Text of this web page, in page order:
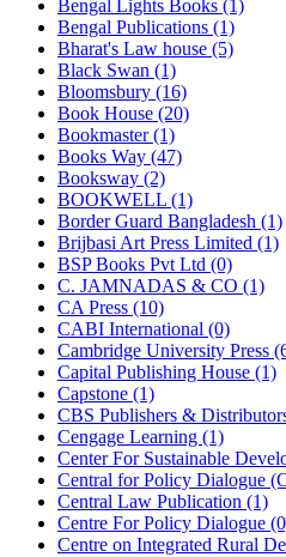
Bengal Lights Books (1)
Bengal Publications (1)
Bharat's Law house (5)
Black Swan (1)
Bloomsbury (16)
Book House (20)
Bookmaster (1)
Books Way (47)
Booksway (2)
BOOKWELL (1)
Border Guard Bangladesh (1)
Brijbasi Art Press Limited (1)
BSP Books Pvt Ltd (0)
C. JAMNADAS & CO (1)
CA Press (10)
CABI International (0)
Cambridge University Press
Capital Publishing House (1)
Capstone (1)
CBS Publishers &
Cengage Learning (1)
Center For Sustainable
Central for Policy Dialogue
Central Law Publication (1)
Centre For Policy Dialogue
Centre on Integrated Rural